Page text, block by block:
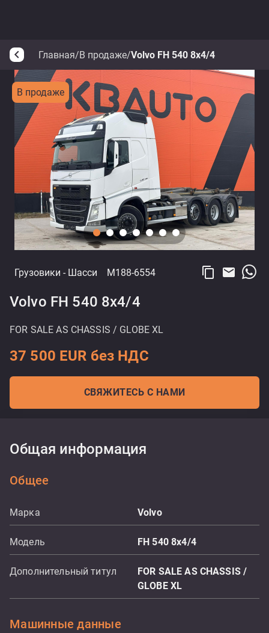
arrow_back_ios Главная/В продаже/Volvo FH 540 8x4/4
В продаже
Грузовики - Шасси M188-6554 content_copy email
Volvo FH 540 8x4/4
FOR SALE AS CHASSIS / GLOBE XL
37 500 EUR без НДС
СВЯЖИТЕСЬ С НАМИ
Общая информация
Общее
Марка Volvo
Модель FH 540 8x4/4
Дополнительный титул
FOR SALE AS CHASSIS /
GLOBE XL
Машинные данные